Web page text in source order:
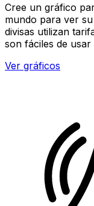
Cree un gráfico
mundo para ver
divisas utilizan
son fáciles de
Ver gráficos